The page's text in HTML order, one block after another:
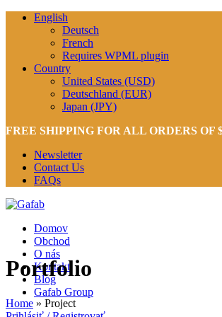
English
Deutsch
French
Requires WPML plugin
Country
United States (USD)
Deutschland (EUR)
Japan (JPY)
FREE SHIPPING FOR ALL ORDERS OF
Newsletter
Contact Us
FAQs
Domov
Obchod
O nás
Kontakt
Blog
Gafab Group
Portfolio
Home » Project